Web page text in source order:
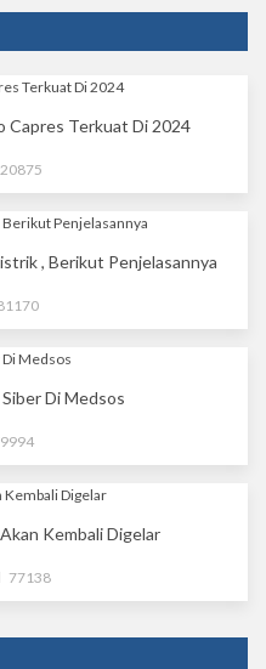
Capres Terkuat Di 2024
, Berikut Penjelasannya
Di Medsos
Kembali Digelar
77138